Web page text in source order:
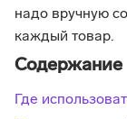
надо вручную
каждый товар.
Содержание
Где